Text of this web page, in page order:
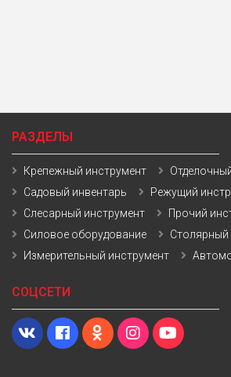
РАЗДЕЛЫ
Крепежный инструмент
Садовый инвентарь
Режущий
Слесарный инструмент
Прочий
Силовое оборудование
Столярный
Измерительный инструмент
СОЦСЕТИ